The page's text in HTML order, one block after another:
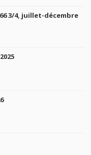
3/4, juillet-décembre